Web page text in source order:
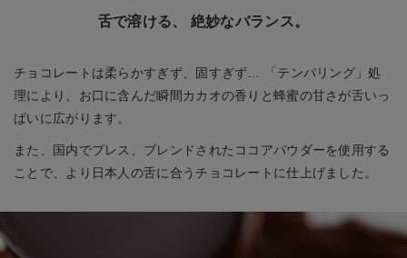
舌で溶ける、 絶妙なバランス。
チョコレートは柔らかすぎず、固すぎず… 「テンパリング」処
理により、お口に含んだ瞬間カカオの香りと蜂蜜の甘さが舌いっ
ぱいに広がります。
また、国内でプレス、ブレンドされたココアパウダーを使用する
ことで、より日本人の舌に合うチョコレートに仕上げました。